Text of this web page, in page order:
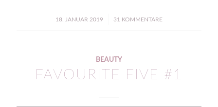
18. JANUAR 2019
/ 31 KOMMENTARE
BEAUTY
FAVOURITE FIVE #1